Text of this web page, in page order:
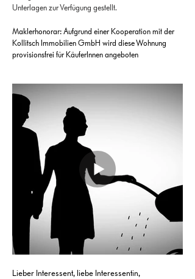
Unterlagen zur Verfügung gestellt.
Maklerhonorar: Aufgrund einer Kooperation mit der
Kollitsch Immobilien GmbH wird diese Wohnung
provisionsfrei für KäuferInnen angeboten
Lieber Interessent, liebe Interessentin,